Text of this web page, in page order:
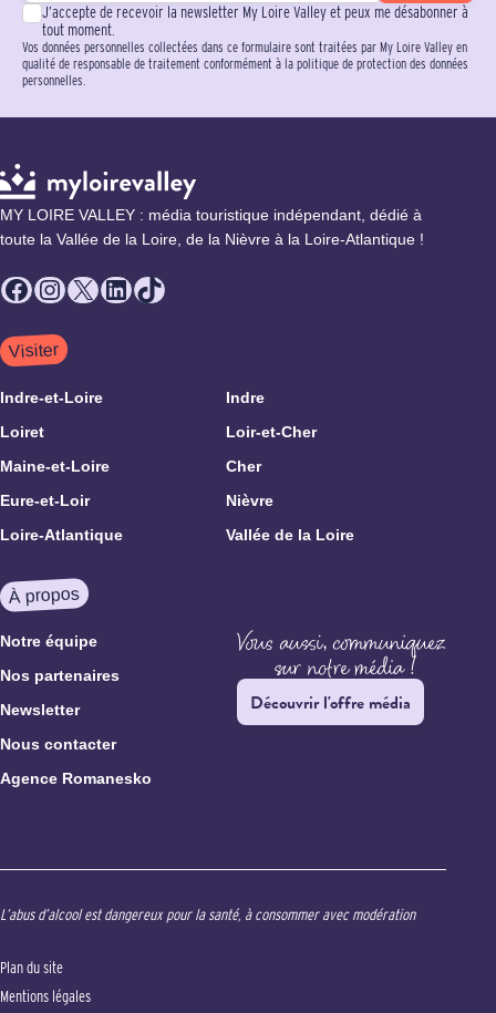
J’accepte de recevoir la newsletter My Loire Valley et peux me désabonner à
tout moment.
Vos données personnelles collectées dans ce formulaire sont traitées par My Loire Valley en
qualité de responsable de traitement conformément à la politique de protection des données
personnelles.
MY LOIRE VALLEY : média touristique indépendant, dédié à
toute la Vallée de la Loire, de la Nièvre à la Loire-Atlantique !
Facebook
Instagram
X LinkedIn
TikTok
Visiter
Indre-et-Loire
Indre
Loiret
Loir-et-Cher
Maine-et-Loire
Cher
Eure-et-Loir
Nièvre
Loire-Atlantique
Vallée de la Loire
À propos
Notre équipe
Nos partenaires
Newsletter
Nous contacter
Agence Romanesko
Découvrir l'offre média
L’abus d’alcool est dangereux pour la santé, à consommer avec modération
Plan du site
Mentions légales